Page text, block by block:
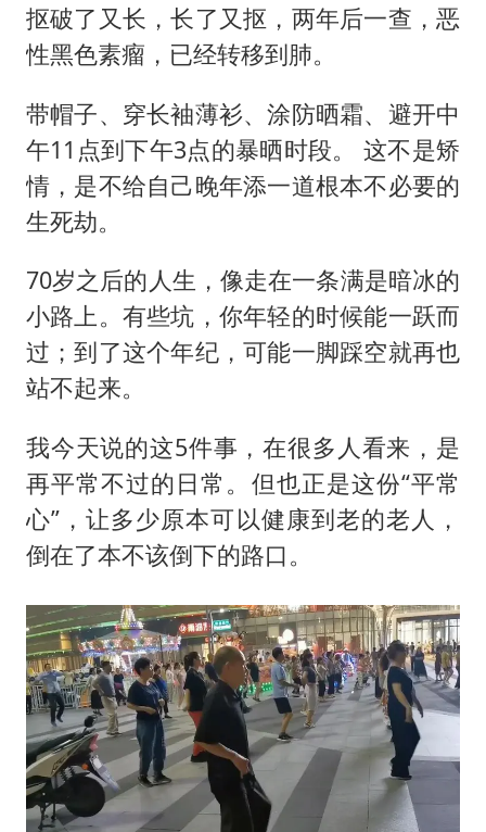
抠破了又长，长了又抠，两年后一查，恶
性黑色素瘤，已经转移到肺。
带帽子、穿长袖薄衫、涂防晒霜、避开中
午11点到下午3点的暴晒时段。 这不是矫
情，是不给自己晚年添一道根本不必要的
生死劫。
70岁之后的人生，像走在一条满是暗冰的
小路上。有些坑，你年轻的时候能一跃而
过；到了这个年纪，可能一脚踩空就再也
站不起来。
我今天说的这5件事，在很多人看来，是
再平常不过的日常。但也正是这份“平常
心”，让多少原本可以健康到老的老人，
倒在了本不该倒下的路口。